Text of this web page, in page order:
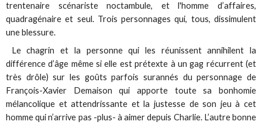
trentenaire scénariste noctambule, et l'homme d’affaires,
quadragénaire et seul. Trois personnages qui, tous, dissimulent
une blessure.
Le chagrin et la personne qui les réunissent annihilent la
différence d’âge même si elle est prétexte à un gag récurrent (et
très drôle) sur les goûts parfois surannés du personnage de
François-Xavier Demaison qui apporte toute sa bonhomie
mélancolique et attendrissante et la justesse de son jeu à cet
homme qui n’arrive pas -plus- à aimer depuis Charlie. L’autre bonne